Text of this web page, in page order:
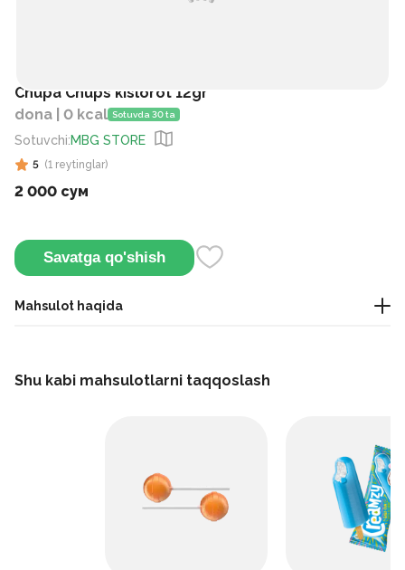
Сhupa Chups kislorot 12gr
dona | 0 kcal Sotuvda 30 ta
Sotuvchi:MBG STORE
5 (1 reytinglar)
2 000 сум
Savatga qo'shish
Mahsulot haqida
Shu kabi mahsulotlarni taqqoslash